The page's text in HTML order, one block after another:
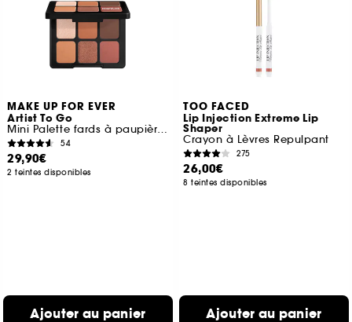
MAKE UP FOR EVER
Artist To Go
Mini Palette fards à paupières
54
29,90€
2 teintes disponibles
Ajouter au panier
TOO FACED
Lip Injection Extreme Lip
Shaper
Crayon à Lèvres Repulpant
275
26,00€
8 teintes disponibles
Ajouter au panier